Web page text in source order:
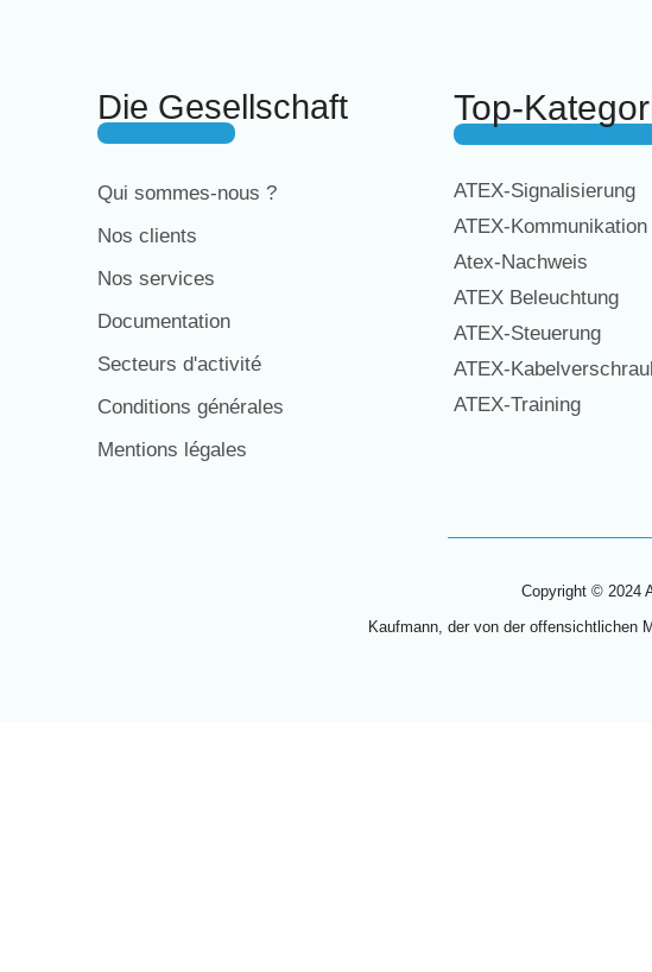
Die Gesellschaft
Qui sommes-nous ?
Nos clients
Nos services
Documentation
Secteurs d'activité
Conditions générales
Mentions légales
Top-
ATEX-Signalisierung
ATEX-Kommunikation
Atex-Nachweis
ATEX Beleuchtung
ATEX-Steuerung
ATEX-
ATEX-Training
Copyright © 2024
Kaufmann, der von der offensichtlichen